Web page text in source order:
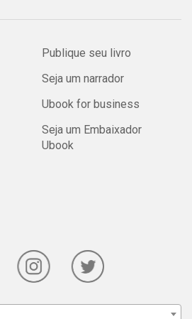
Publique seu livro
Seja um narrador
Ubook for business
Seja um Embaixador
Ubook